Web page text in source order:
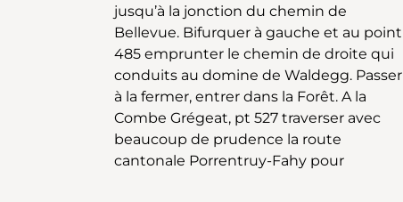
jusqu’à la jonction du chemin de
Bellevue. Bifurquer à gauche et au point
485 emprunter le chemin de droite qui
conduits au domine de Waldegg. Passer
à la fermer, entrer dans la Forêt. A la
Combe Grégeat, pt 527 traverser avec
beaucoup de prudence la route
cantonale Porrentruy-Fahy pour
descendre à gauche et traverser la
rivière l’Allaine pour arriver à la gare CFF.
Traverser les voies et par la droite monter
à travers champs jusqu’à la lisière de
forêt. Le chemin à travers bois passe par
la Combe Sarmière, au Pont d’Able pour